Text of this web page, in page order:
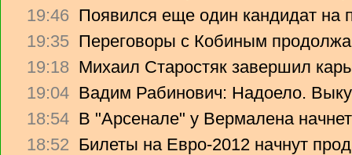
19:46 Появился еще один кандидат на
19:35 Переговоры с Кобиным
19:18 Михаил Старостяк завершил
19:04 Вадим Рабинович: Надоело.
18:54 В "Арсенале" у Вермалена
18:52 Билеты на Евро-2012 начнут